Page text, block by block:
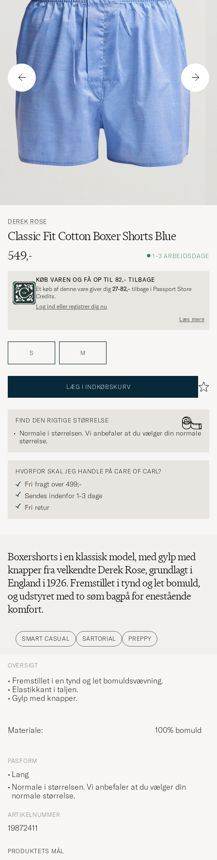
DEREK ROSE
Classic Fit Cotton Boxer Shorts Blue
549,-
1-3 ARBEJDSDAGE
KØB VAREN OG FÅ OP TIL 82,- TILBAGE
Et køb af denne vare giver dig 27-82,- tilbage i Passport Store
Credits.
Log ind eller registrer dig nu
Læs mere
S M
LÆG I INDKØBSKURV
FIND DEN RIGTIGE STØRRELSE
Normale i størrelsen. Vi anbefaler at du vælger din normale
størrelse.
HVORFOR SKAL JEG HANDLE PÅ CARE OF CARL?
Fri fragt over 499;-
Sendes indenfor 1-3 dage
Fri retur
Boxershorts i en klassisk model, med gylp med
knapper fra velkendte Derek Rose, grundlagt i
England i 1926. Fremstillet i tynd og let bomuld,
og udstyret med to søm bagpå for enestående
komfort.
SMART CASUAL SARTORIAL PREPPY
OVERSIGT
• Fremstillet i en tynd og let bomuldsvævning.
• Elastikkant i taljen.
• Gylp med knapper.
Materiale: 100% bomuld
PASFORM
Lang
Normale i størrelsen. Vi anbefaler at du vælger din
normale størrelse.
ARTIKELNUMMER
19872411
PRODUKTETS MÅL